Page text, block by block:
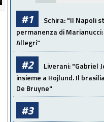
#1
Schira: "Il Napoli
permanenza di
Allegri"
#2
Liverani: "Gabriel
insieme a Hojlund. Il
De Bruyne"
#3